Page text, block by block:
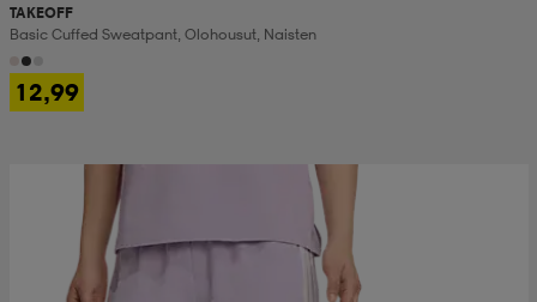
TAKEOFF
Basic Cuffed Sweatpant, Olohousut, Naisten
12,99